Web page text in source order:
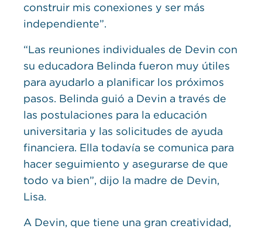
construir mis conexiones y ser más
independiente”.
“Las reuniones individuales de Devin con
su educadora Belinda fueron muy útiles
para ayudarlo a planificar los próximos
pasos. Belinda guió a Devin a través de
las postulaciones para la educación
universitaria y las solicitudes de ayuda
financiera. Ella todavía se comunica para
hacer seguimiento y asegurarse de que
todo va bien”, dijo la madre de Devin,
Lisa.
A Devin, que tiene una gran creatividad,